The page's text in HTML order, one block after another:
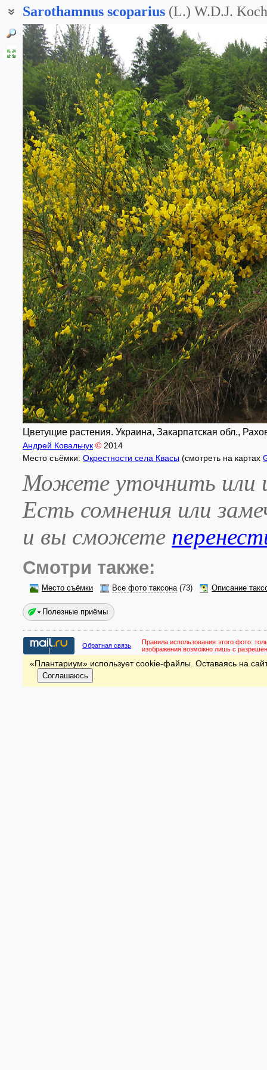
Sarothamnus scoparius (L.) W.D.J. Koch
Жерновец метлистый
Ракитник веничный
Ракитник метельчатый
Цветущие растения. Украина, Закарпатская обл.,
Андрей Ковальчук © 2014
Место съёмки: Окрестности села Квасы (смотреть на картах
Можете уточнить или
Есть сомнения или
и вы сможете
Смотри также:
Место съёмки Все фото таксона(73) Описание
Полезные приёмы
Обратная связь Правила использования этого фото:
изображения возможно лишь с
«Плантариум» использует cookie-файлы. Оставаясь на
Соглашаюсь